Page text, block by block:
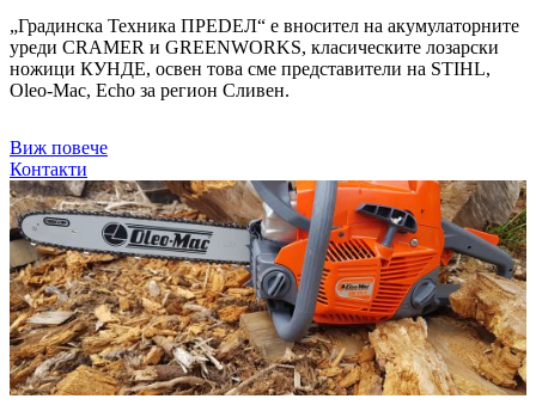
„Градинска Техника ПРЕDЕЛ“ е вносител на акумулаторните
уреди CRAMER и GREENWORKS, класическите лозарски
ножици КУНДЕ, освен това сме представители на STIHL,
Oleo-Mac, Echo за регион Сливен.
Виж повече
Контакти